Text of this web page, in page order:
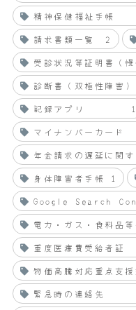
精神保健福祉手帳
請求書類一覧
2
受診状況等証明書（慢
診断書（双極性障害）
記録アプリ
1
マイナンバーカード
年金請求の遅延に関
身体障害者手帳
1
Google Search
電力・ガス・食料品
重度医療費受給者証
物価高騰対応重点支援
緊急時の連絡先